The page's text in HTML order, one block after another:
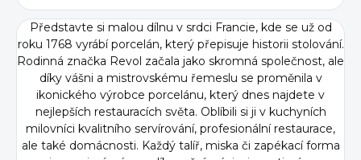
Představte si malou dílnu v srdci Francie, kde se už od
roku 1768 vyrábí porcelán, který přepisuje historii stolování.
Rodinná značka Revol začala jako skromná společnost, ale
díky vášni a mistrovskému řemeslu se proměnila v
ikonického výrobce porcelánu, který dnes najdete v
nejlepších restauracích světa. Oblíbili si ji v kuchyních
milovníci kvalitního servírování, profesionální restaurace,
ale také domácnosti. Každý talíř, miska či zapékací forma